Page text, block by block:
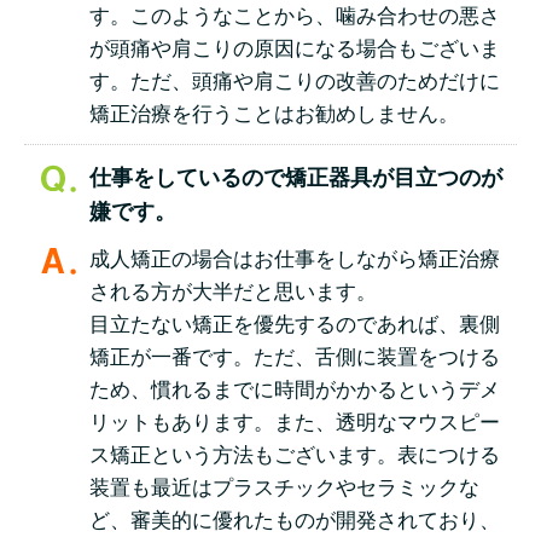
す。このようなことから、噛み合わせの悪さ
が頭痛や肩こりの原因になる場合もございま
す。ただ、頭痛や肩こりの改善のためだけに
矯正治療を行うことはお勧めしません。
仕事をしているので矯正器具が目立つのが
嫌です。
成人矯正の場合はお仕事をしながら矯正治療
される方が大半だと思います。
目立たない矯正を優先するのであれば、裏側
矯正が一番です。ただ、舌側に装置をつける
ため、慣れるまでに時間がかかるというデメ
リットもあります。また、透明なマウスピー
ス矯正という方法もございます。表につける
装置も最近はプラスチックやセラミックな
ど、審美的に優れたものが開発されており、